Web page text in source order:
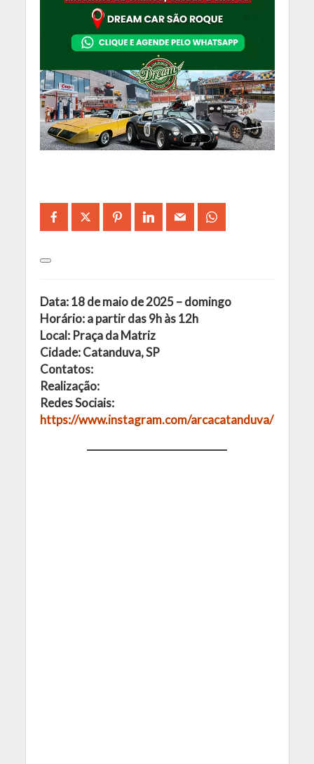
Data: 18 de maio de 2025 – domingo
Horário: a partir das 9h às 12h
Local: Praça da Matriz
Cidade: Catanduva, SP
Contatos:
Realização:
Redes Sociais:
https://www.instagram.com/arcacatanduva/